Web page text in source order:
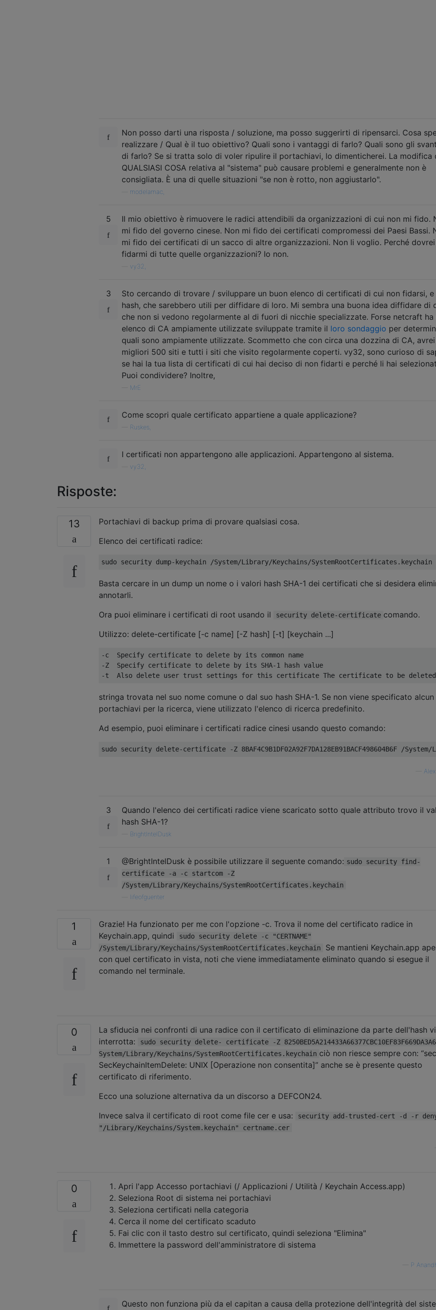
Non posso darti una risposta / soluzione, ma posso suggerirti di ripensarci. Cosa
realizzare / Qual è il tuo obiettivo? Quali sono i vantaggi di farlo? Quali sono gli
di farlo? Se si tratta solo di voler ripulire il portachiavi, lo dimenticherei. La modifica
QUALSIASI COSA relativa al "sistema" può causare problemi e generalmente non è
consigliata. È una di quelle situazioni "se non è rotto, non aggiustarlo".
modelamac,
5
Il mio obiettivo è rimuovere le radici attendibili da organizzazioni di cui non mi fido.
mi fido del governo cinese. Non mi fido dei certificati compromessi dei Paesi Bassi.
mi fido dei certificati di un sacco di altre organizzazioni. Non li voglio. Perché dovrei
fidarmi di tutte quelle organizzazioni? Io non.
vy32,
3
Sto cercando di trovare / sviluppare un buon elenco di certificati di cui non fidarsi,
hash, che sarebbero utili per diffidare di loro. Mi sembra una buona idea diffidare di
che non si vedono regolarmente al di fuori di nicchie specializzate. Forse netcraft ha
elenco di CA ampiamente utilizzate sviluppate tramite il loro sondaggio per
quali sono ampiamente utilizzate. Scommetto che con circa una dozzina di CA,
migliori 500 siti e tutti i siti che visito regolarmente coperti. vy32, sono curioso di
se hai la tua lista di certificati di cui hai deciso di non fidarti e perché li hai
Puoi condividere? Inoltre,
MrE
Come scopri quale certificato appartiene a quale applicazione?
Ruskes,
I certificati non appartengono alle applicazioni. Appartengono al sistema.
vy32,
Risposte:
13
Portachiavi di backup prima di provare qualsiasi cosa.
Elenco dei certificati radice:
Basta cercare in un dump un nome o i valori hash SHA-1 dei certificati che si desidera
annotarli.
Ora puoi eliminare i certificati di root usando il
security delete-certificate comando.
Utilizzo: delete-certificate [-c name] [-Z hash] [-t] [keychain ...]
-c  Specify certificate to delete by its common name
-Z  Specify certificate to delete by its SHA-1 hash value
stringa trovata nel suo nome comune o dal suo hash SHA-1. Se non viene specificato alcun
portachiavi per la ricerca, viene utilizzato l'elenco di ricerca predefinito.
Ad esempio, puoi eliminare i certificati radice cinesi usando questo comando:
3
Quando l'elenco dei certificati radice viene scaricato sotto quale attributo trovo il
hash SHA-1?
BrightIntelDusk
1 @BrightIntelDusk è possibile utilizzare il seguente comando: sudo security find-
certificate -a -c startcom -Z
/System/Library/Keychains/SystemRootCertificates.keychain
lifeofguenter
1
Grazie! Ha funzionato per me con l'opzione -c. Trova il nome del certificato radice in
Keychain.app, quindi
sudo security delete -c "CERTNAME"
/System/Library/Keychains/SystemRootCertificates.keychain
Se mantieni Keychain.app
con quel certificato in vista, noti che viene immediatamente eliminato quando si esegue il
comando nel terminale.
0
La sfiducia nei confronti di una radice con il certificato di eliminazione da parte dell'hash
interrotta:
sudo security delete- certificate -Z
System/Library/Keychains/SystemRootCertificates.keychain ciò non riesce sempre con:
SecKeychainItemDelete: UNIX [Operazione non consentita]” anche se è presente questo
certificato di riferimento.
Ecco una soluzione alternativa da un discorso a DEFCON24.
Invece salva il certificato di root come file cer e usa:
security add-trusted-cert -d -r
"/Library/Keychains/System.keychain" certname.cer
0
Apri l'app Accesso portachiavi (/ Applicazioni / Utilità / Keychain Access.app)
Seleziona Root di sistema nei portachiavi
Seleziona certificati nella categoria
Cerca il nome del certificato scaduto
Fai clic con il tasto destro sul certificato, quindi seleziona "Elimina"
Immettere la password dell'amministratore di sistema
P
Questo non funziona più da el capitan a causa della protezione dell'integrità del